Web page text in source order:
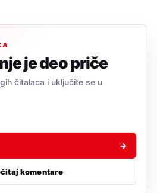
je deo priče
čitalaca i uključite se u
→
komentare